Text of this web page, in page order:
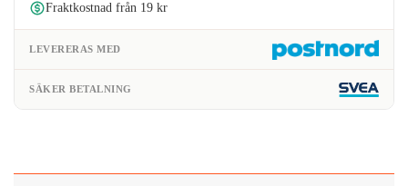
Fraktkostnad från 19 kr
LEVERERAS MED
SÄKER BETALNING